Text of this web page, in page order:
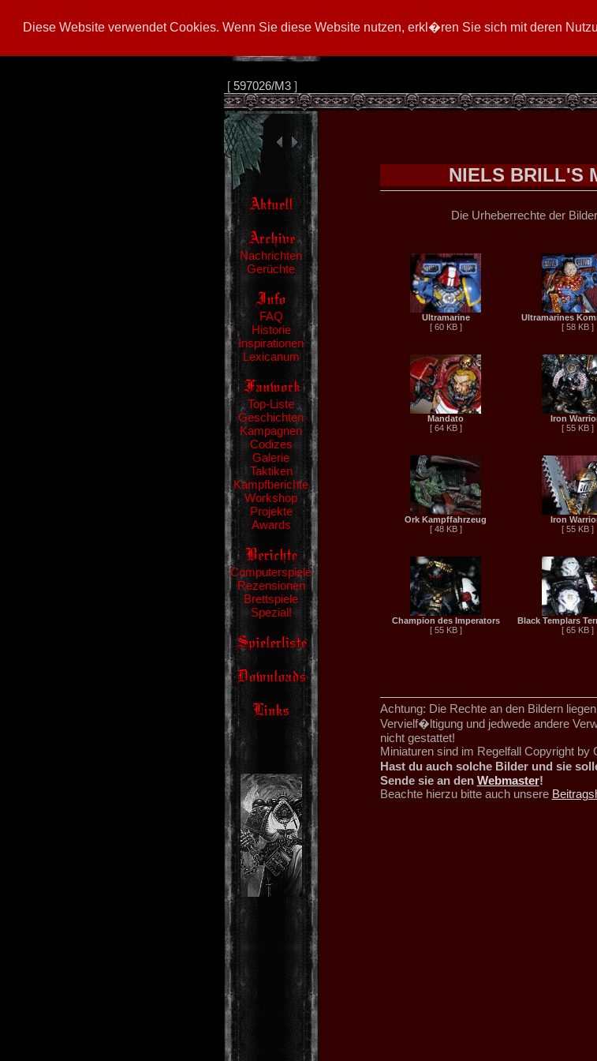
Diese Website verwendet Cookies. Wenn Sie diese Website nutzen, erkl�ren Sie sich mit deren
[ 597026/M3]
Nachrichten
Gerüchte
FAQ
Historie
Inspirationen
Lexicanum
Top-Liste
Geschichten
Kampagnen
Codizes
Galerie
Taktiken
Kampfberichte
Workshop
Projekte
Awards
Computerspiele
Rezensionen
Brettspiele
Spezial!
NIELS BRILL'S
Die Urheberrechte der
Ultramarine
[ 60 KB ]
Ultramarines
[ 58 KB ]
Mandato
[ 64 KB ]
Iron
[ 55 KB ]
Ork Kampffahrzeug
[ 48 KB ]
Iron
[ 55 KB ]
Champion des Imperators
[ 55 KB ]
Black Templars
[ 65 KB ]
Achtung: Die Rechte an den Bildern
Vervielf�ltigung und jedwede andere
nicht gestattet!
Miniaturen sind im Regelfall Copyright by
Hast du auch solche Bilder und sie
Sende sie an den Webmaster!
Beachte hierzu bitte auch unsere